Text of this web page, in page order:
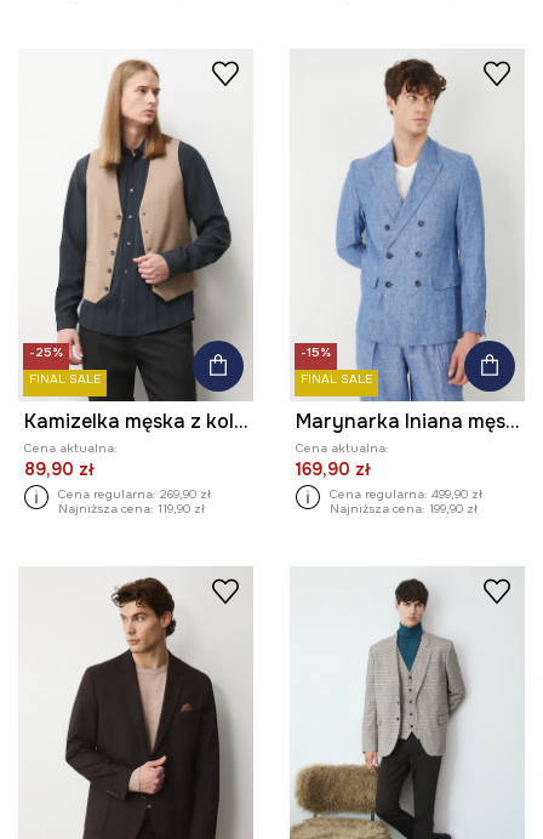
-25%
FINAL SALE
Kamizelka męska z kolekcji Eviva L'arte
Cena aktualna:
89,90 zł
Cena regularna: 269,90 zł
Najniższa cena: 119,90 zł
-15%
FINAL SALE
Marynarka lniana męska dwurzędowa melanżowa kolor niebieski
Cena aktualna:
169,90 zł
Cena regularna: 499,90 zł
Najniższa cena: 199,90 zł